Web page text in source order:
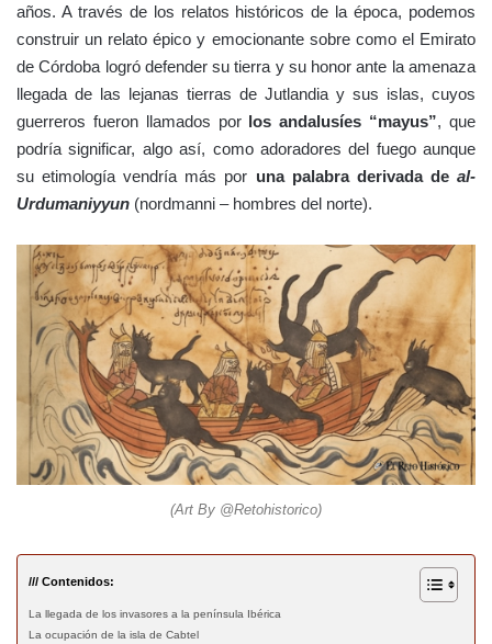
años. A través de los relatos históricos de la época, podemos
construir un relato épico y emocionante sobre como el Emirato
de Córdoba logró defender su tierra y su honor ante la amenaza
llegada de las lejanas tierras de Jutlandia y sus islas, cuyos
guerreros fueron llamados por los andalusíes “mayus”, que
podría significar, algo así, como adoradores del fuego aunque
su etimología vendría más por una palabra derivada deal-
Urdumaniyyun (nordmanni – hombres del norte).
(Art By @Retohistorico)
/// Contenidos:
La llegada de los invasores a la península Ibérica
La ocupación de la isla de Cabtel